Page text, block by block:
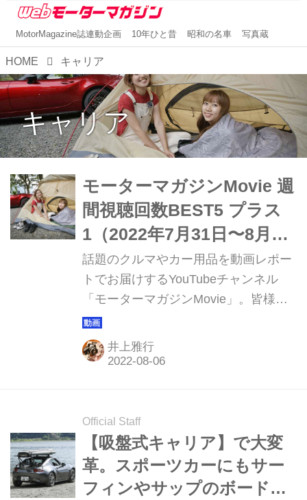
MotorMagazine誌連動企画 10年ひと昔 昭和の名車 写真蔵
HOME キャリア
キャリア
モーターマガジンMovie 週
間視聴回数BEST5 プラス
1（2022年7月31日〜8月6
日）
話題のクルマやカー用品を動画レポー
トでお届けするYouTubeチャンネル
「モーターマガジンMovie」。皆様か
らご好評いただき15万人のチャンネル
登録をいただいております。このコー
ナーでは直近1週間の視聴ランキング
井上雅行
Official Staff
【吸盤式キャリア】で大変
革。スポーツカーにもサー
フィンやサップのボードは